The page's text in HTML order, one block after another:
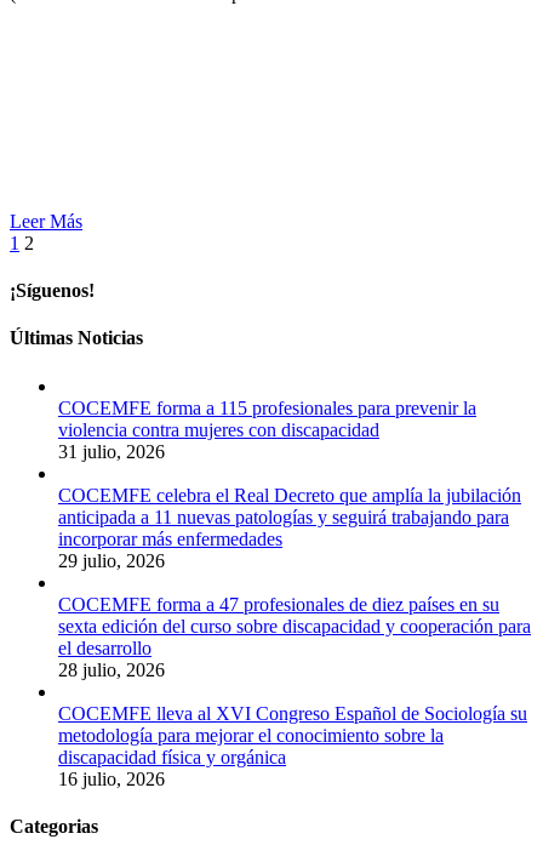
Leer Más
1 2
¡Síguenos!
Últimas Noticias
COCEMFE forma a 115 profesionales para prevenir la
violencia contra mujeres con discapacidad
31 julio, 2026
COCEMFE celebra el Real Decreto que amplía la jubilación
anticipada a 11 nuevas patologías y seguirá trabajando para
incorporar más enfermedades
29 julio, 2026
COCEMFE forma a 47 profesionales de diez países en su
sexta edición del curso sobre discapacidad y cooperación para
el desarrollo
28 julio, 2026
COCEMFE lleva al XVI Congreso Español de Sociología su
metodología para mejorar el conocimiento sobre la
discapacidad física y orgánica
16 julio, 2026
Categorias